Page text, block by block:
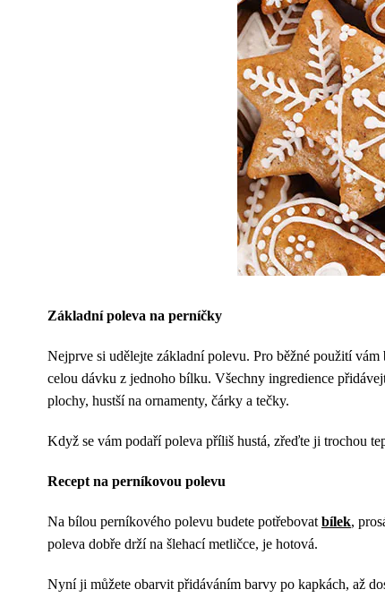
Základní poleva na perníčky
Nejprve si udělejte základní polevu. Pro běžné použití
celou dávku z jednoho bílku. Všechny ingredience
plochy, hustší na ornamenty, čárky a tečky.
Když se vám podaří poleva příliš hustá, zřeďte ji trochou
Recept na perníkovou polevu
Na bílou perníkového polevu budete potřebovat bílek,
poleva dobře drží na šlehací metličce, je hotová.
Nyní ji můžete obarvit přidáváním barvy po kapkách, až